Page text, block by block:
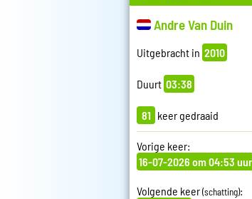
Andre Van Duin
Uitgebracht in 2010
Duurt 03:38
81 keer gedraaid
Vorige keer:
16-07-2026 om 04:53 uur
Volgende keer(schatting):